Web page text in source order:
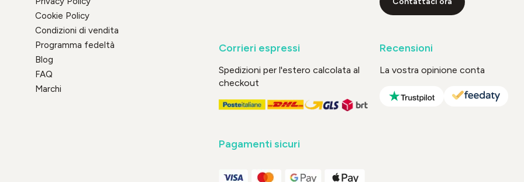
Cookie Policy
Condizioni di vendita
Programma fedeltà
Blog
FAQ
Marchi
Corrieri espressi
Spedizioni per l'estero calcolata al
checkout
Recensioni
La vostra opinione conta
Pagamenti sicuri